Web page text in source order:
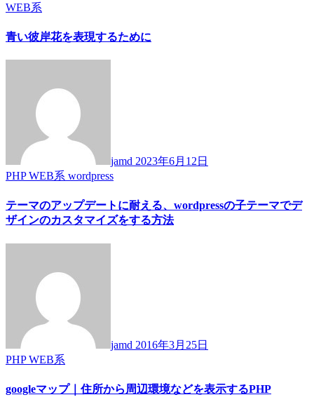
WEB系
青い彼岸花を表現するために
jamd 2023年6月12日
PHPWEB系 wordpress
テーマのアップデートに耐える、wordpressの子テーマでデ
ザインのカスタマイズをする方法
jamd 2016年3月25日
PHPWEB系
googleマップ｜住所から周辺環境などを表示するPHP